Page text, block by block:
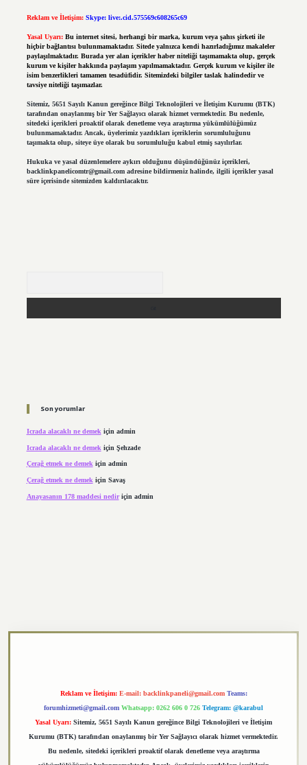
Reklam ve İletişim: Skype: live:.cid.575569c608265c69
Yasal Uyarı: Bu internet sitesi, herhangi bir marka, kurum veya şahıs şirketi ile
hiçbir bağlantısı bulunmamaktadır. Sitede yalnızca kendi hazırladığımız makaleler
paylaşılmaktadır. Burada yer alan içerikler haber niteliği taşımamakta olup, gerçek
kurum ve kişiler hakkında paylaşım yapılmamaktadır. Gerçek kurum ve kişiler ile
isim benzerlikleri tamamen tesadüfidir. Sitemizdeki bilgiler taslak halindedir ve
tavsiye niteliği taşımazlar.
Sitemiz, 5651 Sayılı Kanun gereğince Bilgi Teknolojileri ve İletişim Kurumu (BTK)
tarafından onaylanmış bir Yer Sağlayıcı olarak hizmet vermektedir. Bu nedenle,
sitedeki içerikleri proaktif olarak denetleme veya araştırma yükümlülüğümüz
bulunmamaktadır. Ancak, üyelerimiz yazdıkları içeriklerin sorumluluğunu
taşımakta olup, siteye üye olarak bu sorumluluğu kabul etmiş sayılırlar.
Hukuka ve yasal düzenlemelere aykırı olduğunu düşündüğünüz içerikleri,
backlinkpanelicomtr@gmail.comadresine bildirmeniz halinde, ilgili içerikler yasal
süre içerisinde sitemizden kaldırılacaktır.
Son yorumlar
Icrada alacaklı ne demek için admin
Icrada alacaklı ne demek için Şehzade
Çerağ etmek ne demekiçin admin
Çerağ etmek ne demek için Savaş
Anayasanın 178 maddesi nediriçin admin
Reklam ve İletişim: E-mail: backlinkpaneli@gmail.com Teams:
forumhizmeti@gmail.com Whatsapp: 0262 606 0 726 Telegram: @karabul
Yasal Uyarı: Sitemiz, 5651 Sayılı Kanun gereğince Bilgi Teknolojileri ve İletişim
Kurumu (BTK) tarafından onaylanmış bir Yer Sağlayıcı olarak hizmet vermektedir.
Bu nedenle, sitedeki içerikleri proaktif olarak denetleme veya araştırma